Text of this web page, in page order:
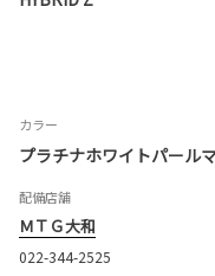
カラー
プラチナホワイトパール
配備店舗
ＭＴＧ大和
022-344-2525